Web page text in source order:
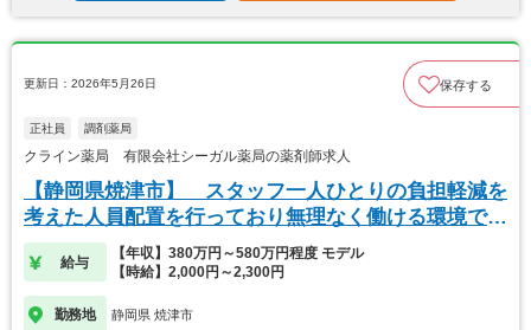
更新日：2026年5月26日 保存する
正社員 調剤薬局
クライン薬局 有限会社シーガル薬局の薬剤師求人
【静岡県焼津市】 スタッフ一人ひとりの負担軽減を
考えた人員配置を行っており無理なく働ける環境で
す。
給与
【年収】380万円～580万円程度 モデル
【時給】2,000円～2,300円
勤務地 静岡県 焼津市